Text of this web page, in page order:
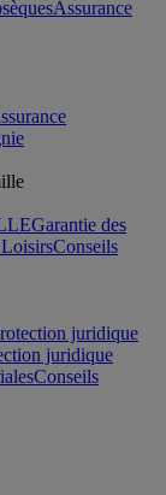
Assurance
Garantie des
Conseils
juridique
juridique
Conseils